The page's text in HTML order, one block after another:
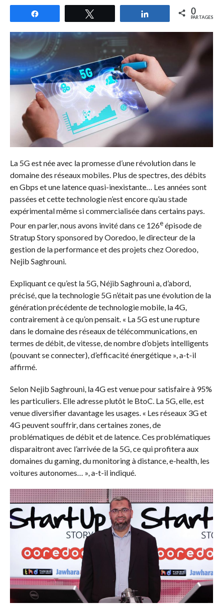
Partagez 0
PARTAGES
La 5G est née avec la promesse d’une révolution dans le
domaine des réseaux mobiles. Plus de spectres, des débits
en Gbps et une latence quasi-inexistante… Les années sont
passées et cette technologie n’est encore qu’au stade
expérimental même si commercialisée dans certains pays.
Pour en parler, nous avons invité dans ce 126eépisode de
Stratup Story sponsored by Ooredoo, le directeur de la
gestion de la performance et des projets chez Ooredoo,
Nejib Saghrouni.
Expliquant ce qu’est la 5G, Néjib Saghrouni a, d’abord,
précisé, que la technologie 5G n’était pas une évolution de la
génération précédente de technologie mobile, la 4G,
contrairement à ce qu’on pensait. « La 5G est une rupture
dans le domaine des réseaux de télécommunications, en
termes de débit, de vitesse, de nombre d’objets intelligents
(pouvant se connecter), d’efficacité énergétique », a-t-il
affirmé.
Selon Nejib Saghrouni, la 4G est venue pour satisfaire à 95%
les particuliers. Elle adresse plutôt le BtoC. La 5G, elle, est
venue diversifier davantage les usages. « Les réseaux 3G et
4G peuvent souffrir, dans certaines zones, de
problématiques de débit et de latence. Ces problématiques
disparaitront avec l’arrivée de la 5G, ce qui profitera aux
domaines du gaming, du monitoring à distance, e-health, les
voitures autonomes… », a-t-il indiqué.